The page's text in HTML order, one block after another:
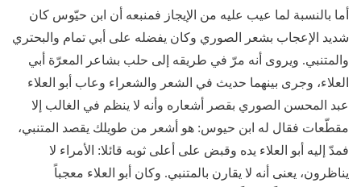
أما بالنسبة لما عيب عليه من الإيجاز فمنبعه أن ابن حيّوس كان
شديد الإعجاب بشعر الصوري وكان يفضله على أبي تمام والبحتري
والمتنبي. ويروى أنه مرّ في طريقه إلى حلب بشاعر المعرّة أبي
العلاء، وجرى بينهما حديث في الشعر والشعراء وعاب أبو العلاء
عبد المحسن الصوري بقصر أشعاره وأنه لا ينظم في الغالب إلا
مقطّعات فقال له ابن حيوس: هو أشعر من طويلك يقصد المتنبي،
فمدّ إليه أبو العلاء يده وقبض على أعلى ثوبه قائلا: الأمراء لا
يناظرون، يعنى أنه لا يقارن بالمتنبي. وكان أبو العلاء معجباً